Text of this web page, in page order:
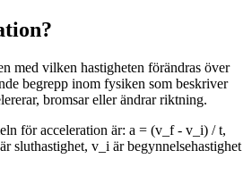
med vilken hastigheten förändras över
begrepp inom fysiken som beskriver
bromsar eller ändrar riktning.
för acceleration är: a = (v_f - v_i) / t,
sluthastighet, v_i är begynnelsehastighet